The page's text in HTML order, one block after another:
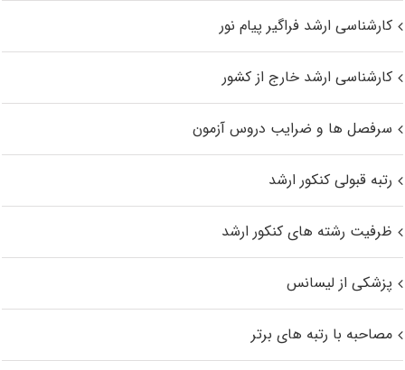
کارشناسی ارشد فراگیر پیام نور
کارشناسی ارشد خارج از کشور
سرفصل ها و ضرایب دروس آزمون
رتبه قبولی کنکور ارشد
ظرفیت رشته های کنکور ارشد
پزشکی از لیسانس
مصاحبه با رتبه های برتر